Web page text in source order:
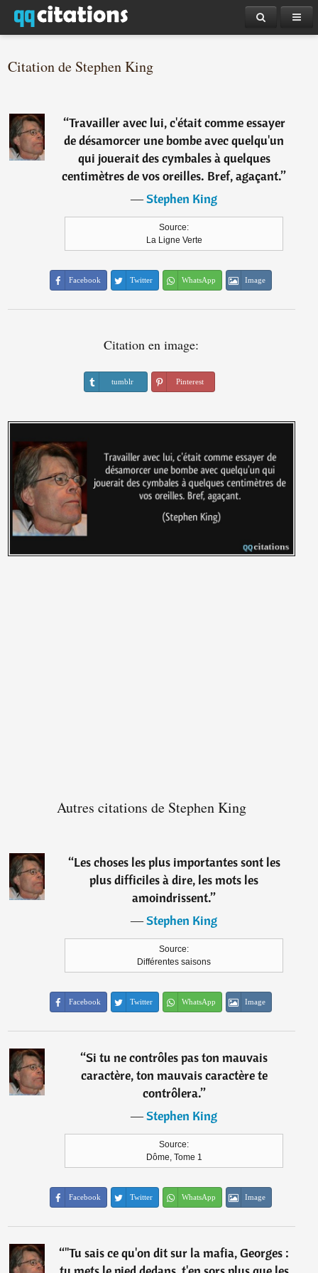
Citation de Stephen King
“Travailler avec lui, c'était comme essayer
de désamorcer une bombe avec quelqu'un
qui jouerait des cymbales à quelques
centimètres de vos oreilles. Bref, agaçant.”
―Stephen King
Source:
La Ligne Verte
Facebook Twitter WhatsApp Image
Citation en image:
tumblr Pinterest
Autres citations de Stephen King
“Les choses les plus importantes sont les
plus difficiles à dire, les mots les
amoindrissent.”
―Stephen King
Source:
Différentes saisons
Facebook Twitter WhatsApp Image
“Si tu ne contrôles pas ton mauvais
caractère, ton mauvais caractère te
contrôlera.”
―Stephen King
Source:
Dôme, Tome 1
Facebook Twitter WhatsApp Image
“"Tu sais ce qu'on dit sur la mafia, Georges :